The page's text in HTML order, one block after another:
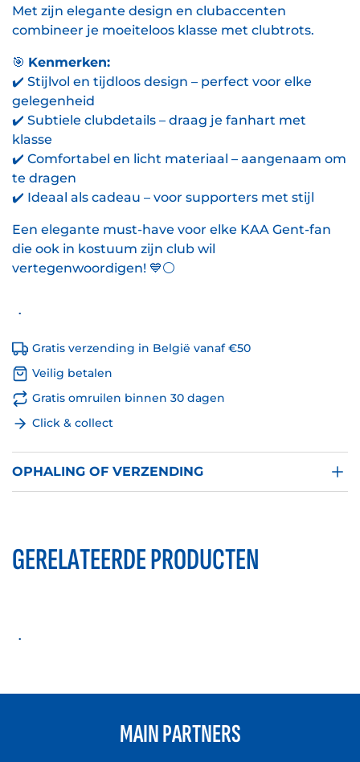
Met zijn elegante design en clubaccenten
combineer je moeiteloos klasse met clubtrots.
🎯 Kenmerken:
✔️ Stijlvol en tijdloos design – perfect voor elke
gelegenheid
✔️ Subtiele clubdetails – draag je fanhart met
klasse
✔️ Comfortabel en licht materiaal – aangenaam om
te dragen
✔️ Ideaal als cadeau – voor supporters met stijl
Een elegante must-have voor elke KAA Gent-fan
die ook in kostuum zijn club wil
vertegenwoordigen! 💙⚪
Gratis verzending in België vanaf €50
Veilig betalen
Gratis omruilen binnen 30 dagen
Click & collect
OPHALING OF VERZENDING
GERELATEERDE PRODUCTEN
MAIN PARTNERS